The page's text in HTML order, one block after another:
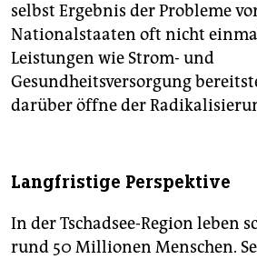
selbst Ergebnis der Probleme
Nationalstaaten oft nicht
Leistungen wie Strom- und
Gesundheitsversorgung
darüber öffne der
Langfristige Perspektive
In der Tschadsee-Region leben
rund 50 Millionen Menschen.